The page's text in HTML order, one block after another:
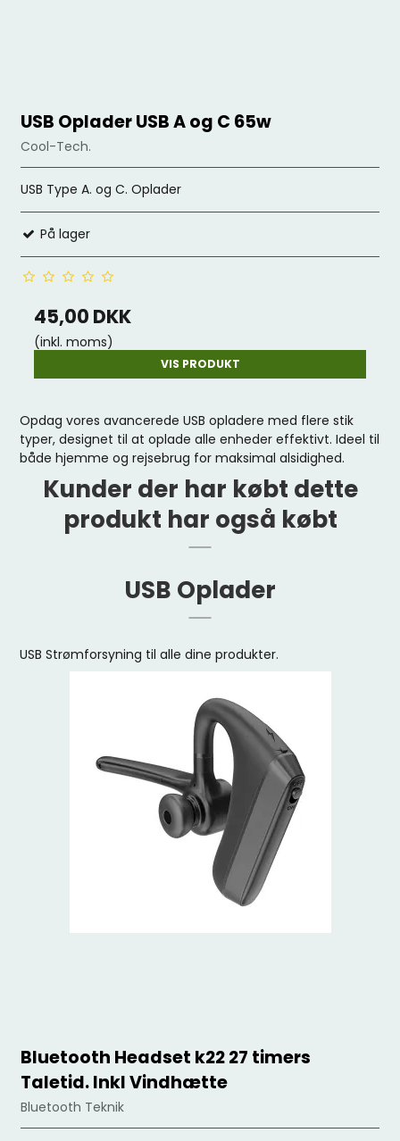
USB Oplader USB A og C 65w
Cool-Tech.
USB Type A. og C. Oplader
På lager
45,00 DKK
(inkl. moms)
VIS PRODUKT
Opdag vores avancerede USB opladere med flere stik
typer, designet til at oplade alle enheder effektivt. Ideel til
både hjemme og rejsebrug for maksimal alsidighed.
Kunder der har købt dette
produkt har også købt
USB Oplader
USB Strømforsyning til alle dine produkter.
Bluetooth Headset k22 27 timers
Taletid. Inkl Vindhætte
Bluetooth Teknik